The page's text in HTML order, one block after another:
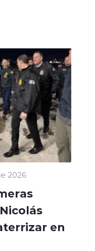
2026
en